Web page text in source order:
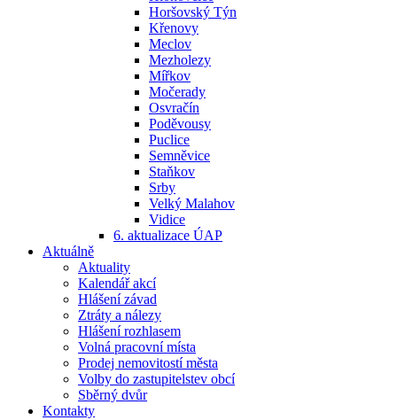
Horšovský Týn
Křenovy
Meclov
Mezholezy
Mířkov
Močerady
Osvračín
Poděvousy
Puclice
Semněvice
Staňkov
Srby
Velký Malahov
Vidice
6. aktualizace ÚAP
Aktuálně
Aktuality
Kalendář akcí
Hlášení závad
Ztráty a nálezy
Hlášení rozhlasem
Volná pracovní místa
Prodej nemovitostí města
Volby do zastupitelstev obcí
Sběrný dvůr
Kontakty